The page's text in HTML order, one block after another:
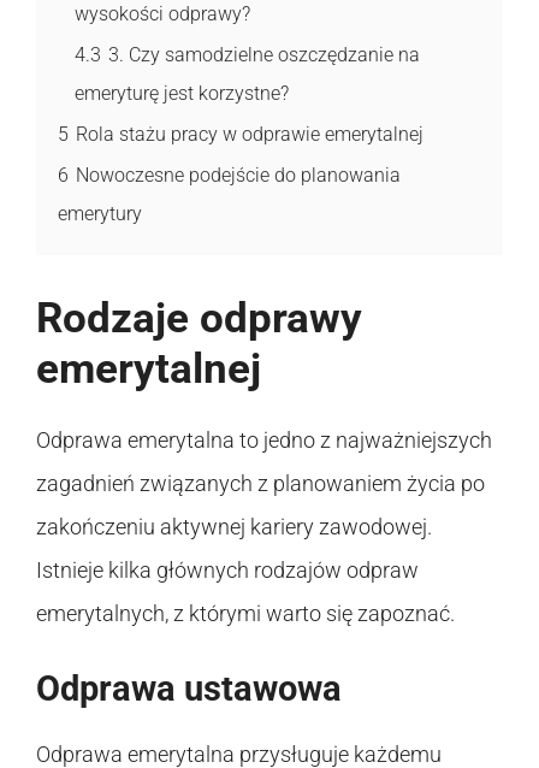
wysokości odprawy?
4.3 3. Czy samodzielne oszczędzanie na
emeryturę jest korzystne?
5 Rola stażu pracy w odprawie emerytalnej
6 Nowoczesne podejście do planowania
emerytury
Rodzaje odprawy
emerytalnej
Odprawa emerytalna to jedno z najważniejszych
zagadnień związanych z planowaniem życia po
zakończeniu aktywnej kariery zawodowej.
Istnieje kilka głównych rodzajów odpraw
emerytalnych, z którymi warto się zapoznać.
Odprawa ustawowa
Odprawa emerytalna przysługuje każdemu